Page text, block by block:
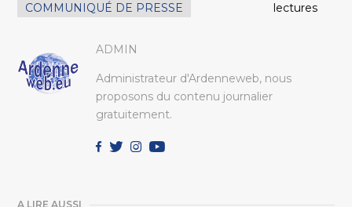
COMMUNIQUÉ DE PRESSE lectures
ADMIN
Administrateur d'Ardenneweb, nous
proposons du contenu journalier
gratuitement.
A LIRE AUSSI